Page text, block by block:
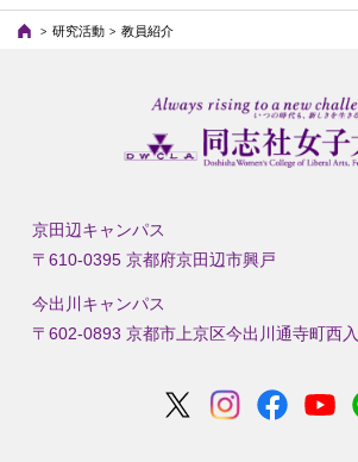
研究活動 教員紹介
京田辺キャンパス
〒610-0395 京都府京田辺市興戸
今出川キャンパス
〒602-0893 京都市上京区今出川通寺町西入